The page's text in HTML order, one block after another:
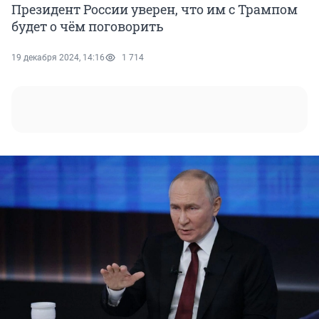
Президент России уверен, что им с Трампом
будет о чём поговорить
19 декабря 2024, 14:16 1 714